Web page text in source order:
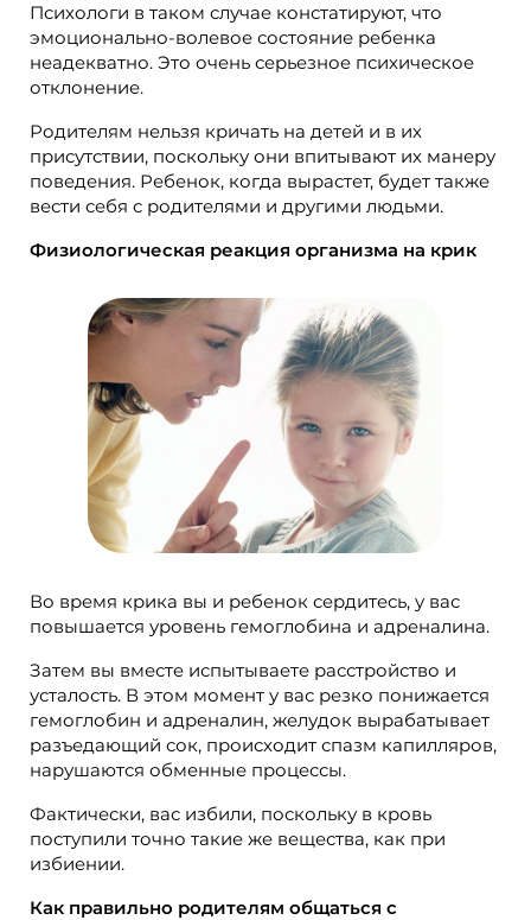
Психологи в таком случае констатируют, что
эмоционально-волевое состояние ребенка
неадекватно. Это очень серьезное психическое
отклонение.
Родителям нельзя кричать на детей и в их
присутствии, поскольку они впитывают их манеру
поведения. Ребенок, когда вырастет, будет также
вести себя с родителями и другими людьми.
Физиологическая реакция организма на крик
Во время крика вы и ребенок сердитесь, у вас
повышается уровень гемоглобина и адреналина.
Затем вы вместе испытываете расстройство и
усталость. В этом момент у вас резко понижается
гемоглобин и адреналин, желудок вырабатывает
разъедающий сок, происходит спазм капилляров,
нарушаются обменные процессы.
Фактически, вас избили, поскольку в кровь
поступили точно такие же вещества, как при
избиении.
Как правильно родителям общаться с